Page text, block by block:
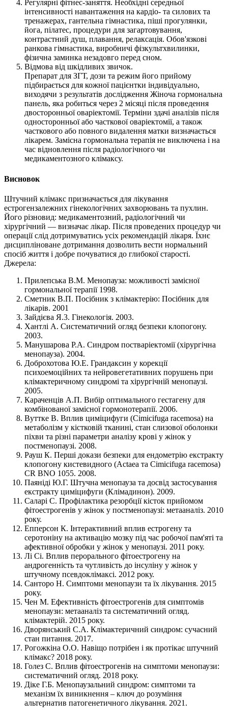
Регулярні фітнес-заняття. Необхідні середньої
інтенсивності навантаження на кардіо- та силових та
тренажерах, гантельна гімнастика, піші прогулянки,
йога, пілатес, процедури для загартовування,
контрастний душ, плавання, релаксація. Обов'язкові
ранкова гімнастика, виробничі фізкультхвилинки,
фізична заминка незадовго перед сном.
Відмова від шкідливих звичок.
Препарат для ЗГТ, дози та режим його прийому
підбирається для кожної пацієнтки індивідуально,
виходячи з результатів дослідження Жіноча гормональна
панель, яка робиться через 2 місяці після проведення
двосторонньої оваріектомії. Терміни здачі аналізів після
односторонньої або часткової оваріектомії, а також
часткового або повного видалення матки визначається
лікарем. Замісна гормональна терапія не виключена і на
час відновлення після радіологічного чи
медикаментозного клімаксу.
Висновок
Штучний клімакс призначається для лікування
естрогензалежних гінекологічних захворювань та пухлин.
Його різновид: медикаментозний, радіологічний чи
хірургічний — визначає лікар. Після проведених процедур чи
операції слід дотримуватись усіх рекомендацій лікаря. Їхнє
дисципліноване дотримання дозволить вести нормальний
спосіб життя і добре почуватися до глибокої старості.
Джерела:
Прилепська В.М. Менопауза: можливості замісної
гормональної терапії 1998.
Сметник В.П. Посібник з клімактерію: Посібник для
лікарів. 2001
Зайдієва Я.3. Гінекологія. 2003.
Хантлі А. Систематичний огляд безпеки клопогону.
2003.
Манушарова Р.А. Синдром постваріектомії (хірургічна
менопауза). 2004.
Доброхотова Ю.Е. Грандаксин у корекції
психоемоційних та нейровегетативних порушень при
клімактеричному синдромі та хірургічній менопаузі.
2005.
Караченців А.П. Вибір оптимального гестагену для
комбінованої замісної гормонотерапії. 2006.
Вуттке В. Вплив циміцифуги (Cimicifuga racemosa) на
метаболізм у кістковій тканині, стан слизової оболонки
піхви та різні параметри аналізу крові у жінок у
постменопаузі. 2008.
Рауш К. Перші докази безпеки для ендометрію екстракту
клопогону кистевидного (Actaea та Cimicifuga racemosa)
CR BNO 1055. 2008.
Паяніді Ю.Г. Штучна менопауза та досвід застосування
екстракту циміцифуги (Клімадинон). 2009.
Саларі С. Профілактика резорбції кісток прийомом
фітоестрогенів у жінок у постменопаузі: метааналіз. 2010
року.
Епперсон К. Інтерактивний вплив естрогену та
серотоніну на активацію мозку під час робочої пам'яті та
афективної обробки у жінок у менопаузі. 2011 року.
Лі Сі. Вплив перорального фітоестрогену на
андрогенність та чутливість до інсуліну у жінок у
штучному псевдоклімаксі. 2012 року.
Санторо Н. Симптоми менопаузи та їх лікування. 2015
року.
Чен М. Ефективність фітоестрогенів для симптомів
менопаузи: метааналіз та систематичний огляд.
клімактерій. 2015 року.
Дворянський С.А. Клімактеричний синдром: сучасний
стан питання. 2017.
Рогожкіна О.О. Навіщо потрібен і як протікає штучний
клімакс? 2018 року.
Голез С. Вплив фітоестрогенів на симптоми менопаузи:
систематичний огляд. 2018 року.
Діке Г.Б. Менопаузальний синдром: симптоми та
механізм їх виникнення – ключ до розуміння
альтернатив патогенетичного лікування. 2021.